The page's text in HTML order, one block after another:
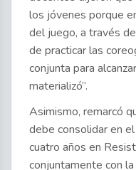
los jóvenes porque
del juego, a través
de practicar las
conjunta para
materializó”.
Asimismo, remarcó
debe consolidar en
cuatro años en
conjuntamente con